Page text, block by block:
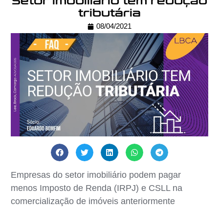
tributária
08/04/2021
Empresas do setor imobiliário podem pagar
menos Imposto de Renda (IRPJ) e CSLL na
comercialização de imóveis anteriormente